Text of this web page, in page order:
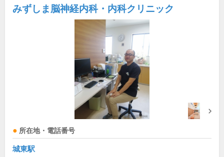
みずしま脳神経内科・内科クリニック
所在地・電話番号
城東駅